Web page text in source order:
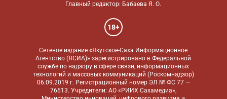
Главный редактор: Бабаева Я. О.
18+
Сетевое издание «Якутское-Саха Информационное
Агентство (ЯСИА)» зарегистрировано в Федеральной
службе по надзору в сфере связи, информационных
технологий и массовых коммуникаций (Роскомнадзор)
06.09.2019 г. Регистрационный номер ЭЛ № ФС 77 —
76613. Учредители: АО «РИИХ Сахамедиа»,